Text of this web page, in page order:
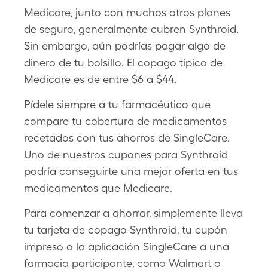
Medicare, junto con muchos otros planes
de seguro, generalmente cubren Synthroid.
Sin embargo, aún podrías pagar algo de
dinero de tu bolsillo. El copago típico de
Medicare es de entre $6 a $44.
Pídele siempre a tu farmacéutico que
compare tu cobertura de medicamentos
recetados con tus ahorros de SingleCare.
Uno de nuestros cupones para Synthroid
podría conseguirte una mejor oferta en tus
medicamentos que Medicare.
Para comenzar a ahorrar, simplemente lleva
tu tarjeta de copago Synthroid, tu cupón
impreso o la aplicación SingleCare a una
farmacia participante, como Walmart o